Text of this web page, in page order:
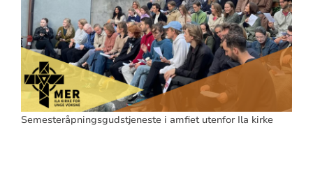
Semesteråpningsgudstjeneste i amfiet utenfor Ila kirke